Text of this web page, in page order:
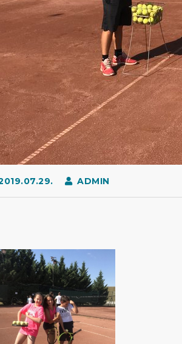
ADMIN